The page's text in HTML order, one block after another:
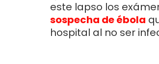
este lapso los
sospecha de ébola
hospital al no ser